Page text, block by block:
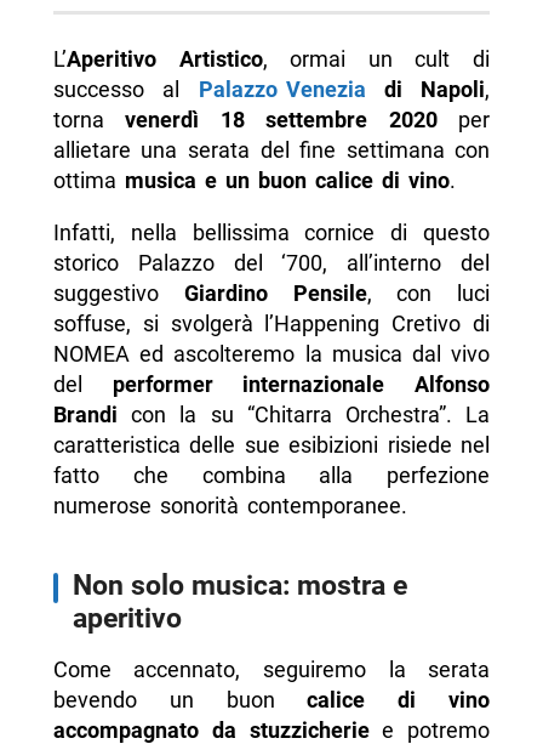
L’Aperitivo Artistico, ormai un cult di
successo al Palazzo Venezia di Napoli,
tornavenerdì 18 settembre 2020per
allietare una serata del fine settimana con
ottima musica e un buon calice di vino.
Infatti, nella bellissima cornice di questo
storico Palazzo del ‘700, all’interno del
suggestivo Giardino Pensile, con luci
soffuse, si svolgerà l’Happening Cretivo di
NOMEA ed ascolteremo la musica dal vivo
del performer internazionale Alfonso
Brandi con la su “Chitarra Orchestra”. La
caratteristica delle sue esibizioni risiede nel
fatto che combina alla perfezione
numerose sonorità contemporanee.
Non solo musica: mostra e
aperitivo
Come accennato, seguiremo la serata
bevendo un buoncalice di vino
accompagnato da stuzzicheriee potremo